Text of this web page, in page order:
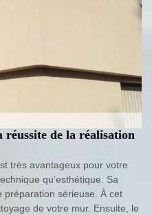
de la réalisation
très avantageux pour votre
qu’esthétique. Sa
préparation sérieuse. À cet
de votre mur. Ensuite, le